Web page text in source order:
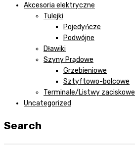
Akcesoria elektryczne
Tulejki
Pojedyńcze
Podwójne
Dławiki
Szyny Prądowe
Grzebieniowe
Sztyftowo-bolcowe
Terminale/Listwy zaciskowe
Uncategorized
Search